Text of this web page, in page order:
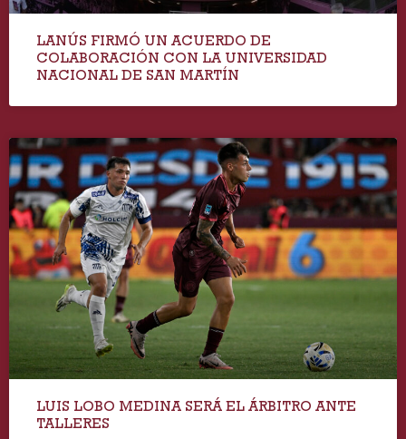
LANÚS FIRMÓ UN ACUERDO DE
COLABORACIÓN CON LA UNIVERSIDAD
NACIONAL DE SAN MARTÍN
LUIS LOBO MEDINA SERÁ EL ÁRBITRO ANTE
TALLERES